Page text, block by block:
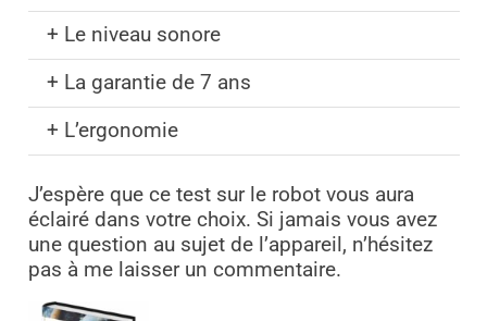
+ Le niveau sonore
+ La garantie de 7 ans
+ L’ergonomie
J’espère que ce test sur le robot vous aura
éclairé dans votre choix. Si jamais vous avez
une question au sujet de l’appareil, n’hésitez
pas à me laisser un commentaire.